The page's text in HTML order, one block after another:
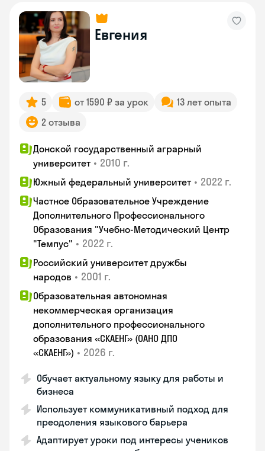
Евгения
5 от 1590 ₽ за урок
13 лет опыта
2 отзыва
Донской государственный аграрный
университет • 2010 г.
Южный федеральный университет • 2022 г.
Частное Образовательное Учреждение
Дополнительного Профессионального
Образования "Учебно-Методический Центр
"Темпус" • 2022 г.
Российский университет дружбы
народов • 2001 г.
Образовательная автономная
некоммерческая организация
дополнительного профессионального
образования «СКАЕНГ» (ОАНО ДПО
«СКАЕНГ») • 2026 г.
Обучает актуальному языку для работы и
бизнеса
Использует коммуникативный подход для
преодоления языкового барьера
Адаптирует уроки под интересы учеников